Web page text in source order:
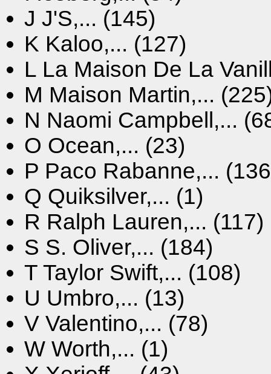
J J'S,... (145)
K Kaloo,... (127)
L La Maison De La
M Maison Martin,...
N Naomi Campbell,...
O Ocean,... (23)
P Paco Rabanne,...
Q Quiksilver,... (1)
R Ralph Lauren,... (117)
S S. Oliver,... (184)
T Taylor Swift,... (108)
U Umbro,... (13)
V Valentino,... (78)
W Worth,... (1)